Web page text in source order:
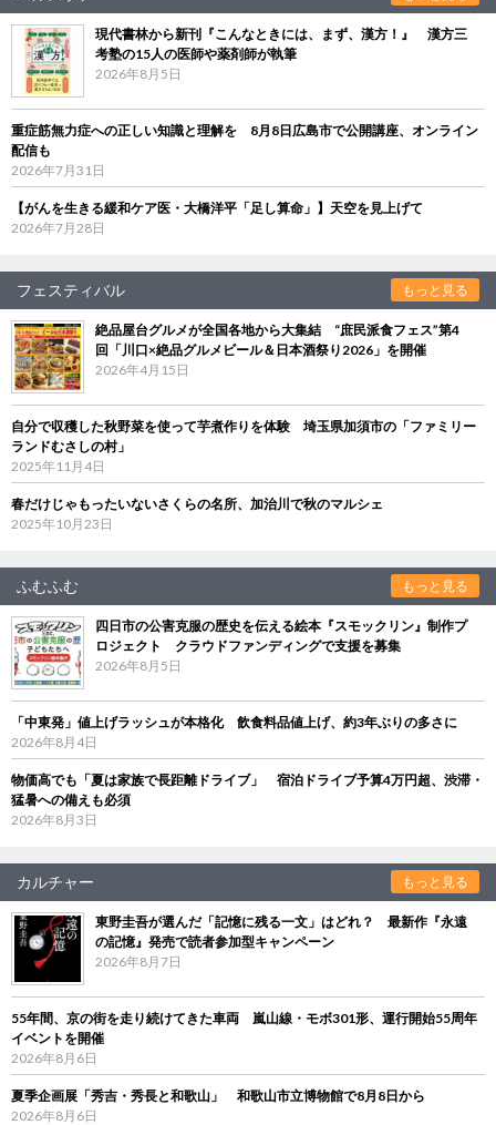
現代書林から新刊『こんなときには、まず、漢方！』 漢方三
考塾の15人の医師や薬剤師が執筆
2026年8月5日
重症筋無力症への正しい知識と理解を 8月8日広島市で公開講座、オンライン
配信も
2026年7月31日
【がんを生きる緩和ケア医・大橋洋平「足し算命」】天空を見上げて
2026年7月28日
フェスティバル もっと見る
絶品屋台グルメが全国各地から大集結 “庶民派食フェス”第4
回「川口×絶品グルメビール＆日本酒祭り2026」を開催
2026年4月15日
自分で収穫した秋野菜を使って芋煮作りを体験 埼玉県加須市の「ファミリー
ランドむさしの村」
2025年11月4日
春だけじゃもったいないさくらの名所、加治川で秋のマルシェ
2025年10月23日
ふむふむ もっと見る
四日市の公害克服の歴史を伝える絵本『スモックリン』制作プ
ロジェクト クラウドファンディングで支援を募集
2026年8月5日
「中東発」値上げラッシュが本格化 飲食料品値上げ、約3年ぶりの多さに
2026年8月4日
物価高でも「夏は家族で長距離ドライブ」 宿泊ドライブ予算4万円超、渋滞・
猛暑への備えも必須
2026年8月3日
カルチャー もっと見る
東野圭吾が選んだ「記憶に残る一文」はどれ？ 最新作『永遠
の記憶』発売で読者参加型キャンペーン
2026年8月7日
55年間、京の街を走り続けてきた車両 嵐山線・モボ301形、運行開始55周年
イベントを開催
2026年8月6日
夏季企画展「秀吉・秀長と和歌山」 和歌山市立博物館で8月8日から
2026年8月6日